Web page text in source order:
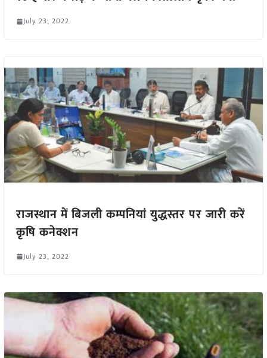
July 23, 2022
राजस्थान में बिजली कम्पनियां युद्धस्तर पर जारी करें
कृषि कनेक्शन
July 23, 2022